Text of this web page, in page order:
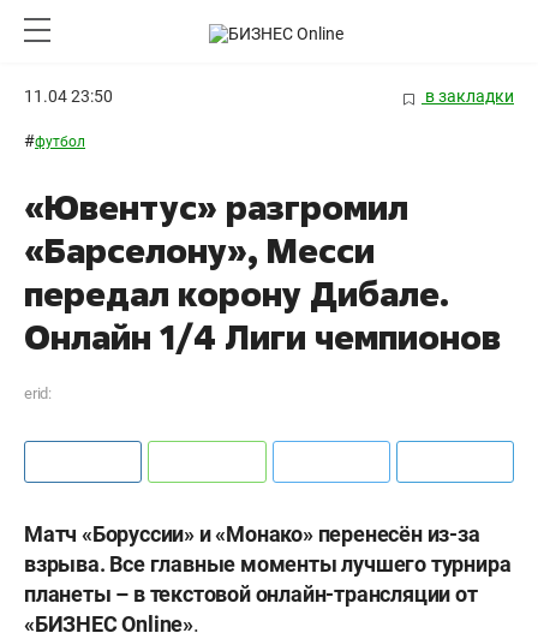
11.04 23:50 в закладки
#футбол
«Ювентус» разгромил
«Барселону», Месси
передал корону Дибале.
Онлайн 1/4 Лиги чемпионов
erid:
Матч «Боруссии» и «Монако» перенесён из-за
взрыва. Все главные моменты лучшего турнира
планеты – в текстовой онлайн-трансляции от
«БИЗНЕС Online».